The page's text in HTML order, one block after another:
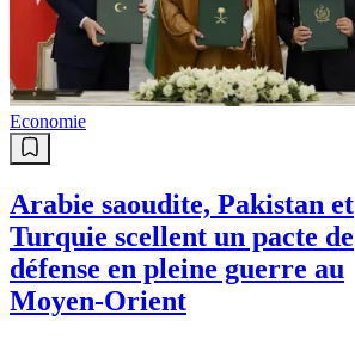
Economie
Arabie saoudite, Pakistan et
Turquie scellent un pacte de
défense en pleine guerre au
Moyen-Orient